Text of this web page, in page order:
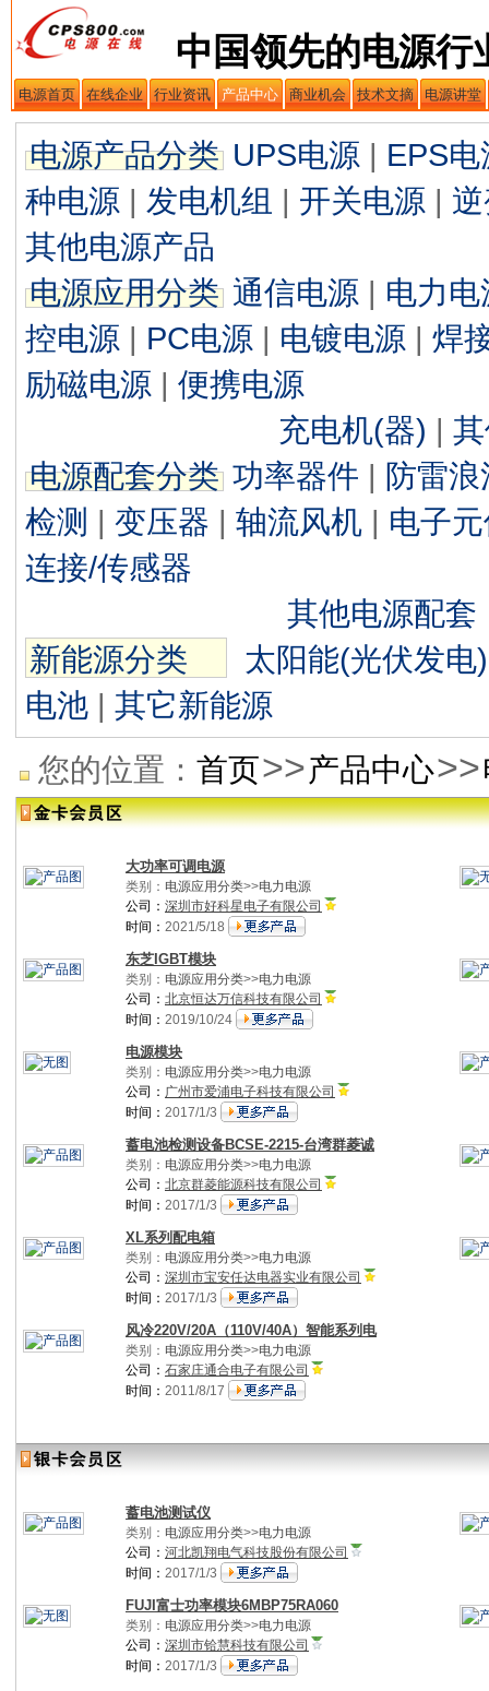
中国领先的电源行
电源首页 在线企业 行业资讯 产品中心 商业机会 技术文摘 电源讲堂
电源产品分类 UPS电源 | EPS电
种电源 | 发电机组 | 开关电源 |
其他电源产品
电源应用分类 通信电源 | 电力电
控电源 | PC电源 | 电镀电源 | 焊
励磁电源 | 便携电源
充电机(器) |
电源配套分类 功率器件 | 防雷浪
检测 | 变压器 | 轴流风机 | 电子
连接/传感器
其他电源配套
新能源分类
太阳能(光伏发电)
电池 | 其它新能源
您的位置： 首页>>产品中心>>
大功率可调电源
类别： 电源应用分类>>电力电源
公司： 深圳市好科星电子有限公司
时间： 2021/5/18
东芝IGBT模块
类别： 电源应用分类>>电力电源
公司： 北京恒达万信科技有限公司
时间： 2019/10/24
电源模块
类别： 电源应用分类>>电力电源
公司： 广州市爱浦电子科技有限公司
时间： 2017/1/3
蓄电池检测设备BCSE-2215-台湾群菱诚
类别： 电源应用分类>>电力电源
公司： 北京群菱能源科技有限公司
时间： 2017/1/3
XL系列配电箱
类别： 电源应用分类>>电力电源
公司： 深圳市宝安任达电器实业有限公司
时间： 2017/1/3
风冷220V/20A（110V/40A）智能系列电
类别： 电源应用分类>>电力电源
公司： 石家庄通合电子有限公司
时间： 2011/8/17
蓄电池测试仪
类别： 电源应用分类>>电力电源
公司： 河北凯翔电气科技股份有限公司
时间： 2017/1/3
FUJI富士功率模块6MBP75RA060
类别： 电源应用分类>>电力电源
公司： 深圳市铪慧科技有限公司
时间： 2017/1/3